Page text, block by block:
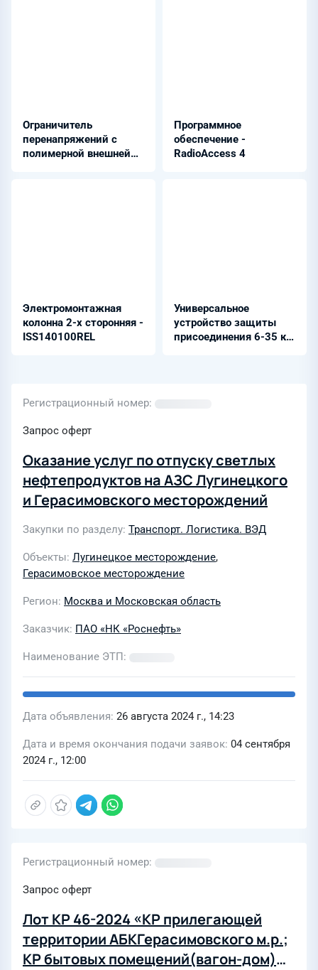
Ограничитель
перенапряжений с
полимерной внешней
Программное
обеспечение -
RadioAccess 4
Электромонтажная
колонна 2-х сторонняя -
ISS140100REL
Универсальное
устройство защиты
присоединения 6-35 кВ
Регистрационный номер
Запрос оферт
Оказание услуг по отпуску светлых
нефтепродуктов на АЗС Лугинецкого
и Герасимовского месторождений
Закупки по разделу Транспорт. Логистика. ВЭД
Объекты Лугинецкое месторождение,
Герасимовское месторождение
Регион Москва и Московская область
Заказчик ПАО «НК «Роснефть»
Наименование ЭТП
Дата объявления 26 августа 2024 г., 14:23
Дата и время окончания подачи заявок 04 сентября
2024 г., 12:00
Регистрационный номер
Запрос оферт
Лот КР 46-2024 «КР прилегающей
территории АБКГерасимовского м.р.;
КР бытовых помещений(вагон-дом)